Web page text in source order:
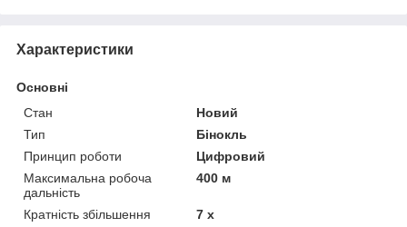
Характеристики
Основні
Стан
Новий
Тип
Бінокль
Принцип роботи
Цифровий
Максимальна робоча
дальність
400 м
Кратність збільшення
7 х